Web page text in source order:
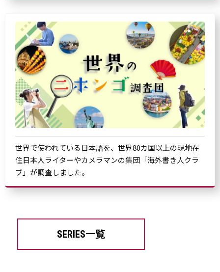
世界で使われている日本語を、世界80カ国以上の現地在
住日本人ライターやカメラマンの集団「海外書き人クラ
ブ」が調査しました。
SERIES一覧